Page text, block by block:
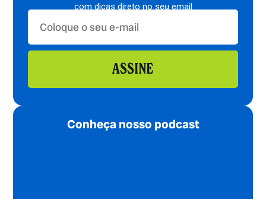
com dicas direto no seu email
ASSINE
Conheça nosso podcast